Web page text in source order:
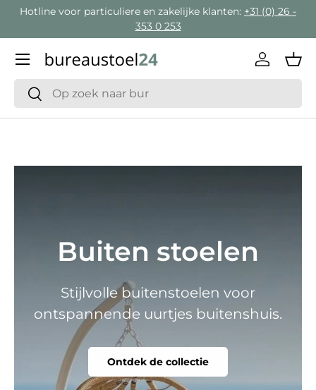
Hotline voor particuliere en zakelijke klanten: +31 (0) 26 -
353 0 253
Zoeken
Zoeken
Inloggen
Menu
Buiten stoelen
Stijlvolle buitenstoelen voor
ontspannende uurtjes buitenshuis.
Ontdek de collectie